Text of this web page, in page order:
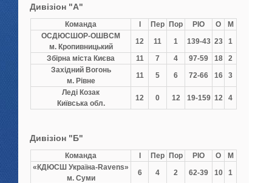
Дивізіон "А"
Команда Пер Пор РІО О
М
ОСДЮCШОР-ОШВСМ
м. Кропивницький
12 11 1 139-43 23
1
Збірна міста Києва
11 7 4 97-59 18
2
Західний Вогонь
м. Рівне
11 5 6 72-66 16
3
Леді Козак
Київська обл.
12 0 12 19-159 12 4
Дивізіон "Б"
Команда Пер Пор РІО О
М
«КДЮСШ Україна-Ravens»
м. Суми
6 4 2 62-39 10
1